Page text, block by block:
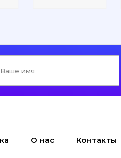
О нас Контакты